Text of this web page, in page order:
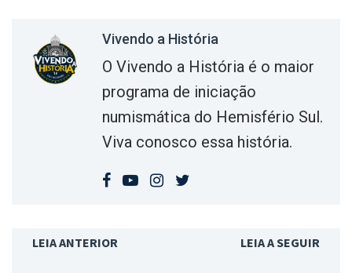
Vivendo a História
O Vivendo a História é o maior
programa de iniciação
numismática do Hemisfério Sul.
Viva conosco essa história.
LEIA ANTERIOR LEIA A SEGUIR